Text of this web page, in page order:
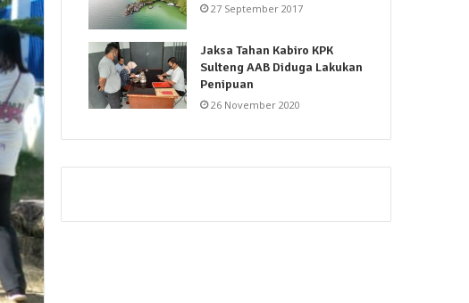
27 September 2017
Jaksa Tahan Kabiro KPK
Sulteng AAB Diduga Lakukan
Penipuan
26 November 2020